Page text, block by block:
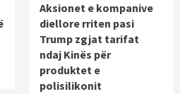
Aksionet e kompanive
diellore rriten pasi
Trump zgjat tarifat
ndaj Kinës për
produktet e
polisilikonit